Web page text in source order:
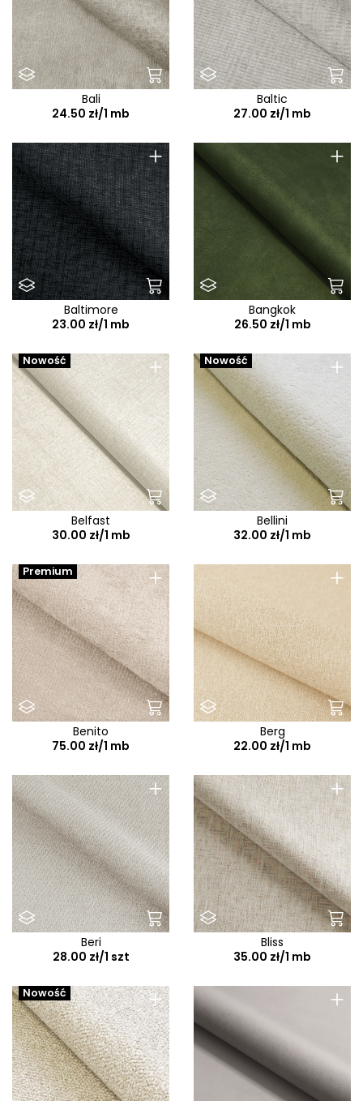
Bali
24.50 zł/1 mb
Baltic
27.00 zł/1 mb
+
Baltimore
23.00 zł/1 mb
+
Bangkok
26.50 zł/1 mb
+
Nowość
Belfast
30.00 zł/1 mb
+
Nowość
Bellini
32.00 zł/1 mb
+
Premium
Benito
75.00 zł/1 mb
+
Berg
22.00 zł/1 mb
+
Beri
28.00 zł/1 szt
+
Bliss
35.00 zł/1 mb
+
Nowość +